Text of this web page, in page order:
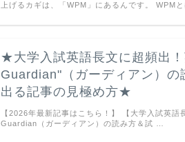
上げるカギは、「WPM」にあるんです。 WPM
★大学入試英語長文に超頻出
Guardian"（ガーディアン）の
出る記事の見極め方★
【2026年最新記事はこちら！】 【大学入試英語
Guardian（ガーディアン）の読み方＆試 …